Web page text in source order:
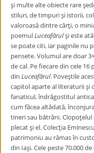
şi multe alte obiecte rare
stiluri, de timpuri şi istorii,
valoroasă dintre cărţi, o
poemulLuceafărulşi este
se poate citi, iar paginile nu
pensete. Volumul are doar
de cal. Pe fiecare din cele 16
dinLuceafărul. Poveştile
capitol aparte al literaturii şi
fanaticul, îndrăgostitul
cum făcea altădată,
tineri sau bătrâni.
plecat şi el. Colecţia
patrimoniu au rămas în
din Iaşi. Cele peste 70.000